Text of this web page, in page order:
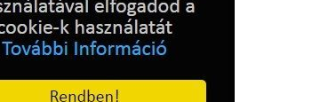
2 napja ezelőtt 29
Egy mezőn találtak rá
2 napja ezelőtt 28